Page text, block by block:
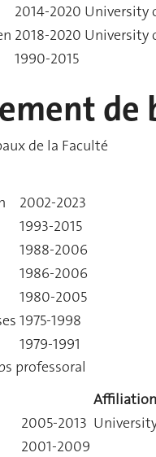
2014-2020 University
2018-2020 University
1990-2015
de
de la Faculté
2002-2023
1993-2015
1988-2006
1986-2006
1980-2005
1975-1998
1979-1991
professoral
2005-2013
2001-2009